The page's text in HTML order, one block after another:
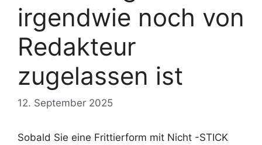
irgendwie noch von
Redakteur
zugelassen ist
12. September 2025
Sobald Sie eine Frittierform mit Nicht -STICK